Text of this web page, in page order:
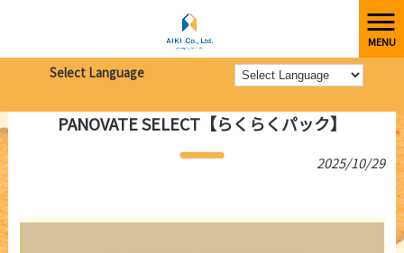
MENU
Select Language
株式会社愛起 > 新着情報 PANOVATE SELECT【らくらくパック】
PANOVATE SELECT【らくらくパック】
2025/10/29